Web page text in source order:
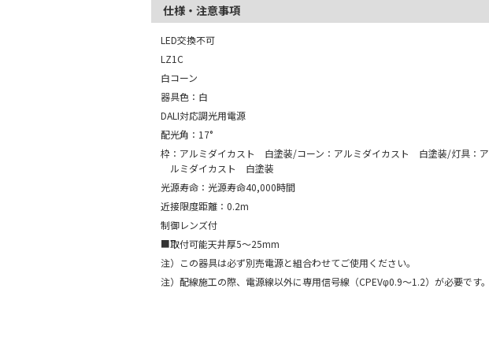
仕様・注意事項
LED交換不可
LZ1C
白コーン
器具色：白
DALI対応調光用電源
配光角：17°
枠：アルミダイカスト 白塗装/コーン：アルミダイカスト 白塗装/灯具：ア
ルミダイカスト 白塗装
光源寿命：光源寿命40,000時間
近接限度距離：0.2m
制御レンズ付
■取付可能天井厚5～25mm
注）この器具は必ず別売電源と組合わせてご使用ください。
注）配線施工の際、電源線以外に専用信号線（CPEVφ0.9～1.2）が必要です。